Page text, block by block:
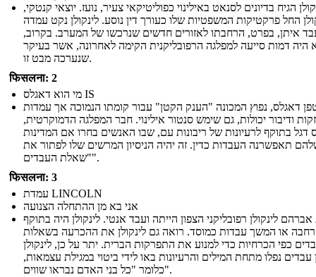
הגיח בדיונים לסנאט באילינוי כפוליטיקאי צעיר, נועז. יוצאי קנטקי,
החל פרקטיקות המשפטיות שלו כעורך דין נוסע. לינקולן נקט עמדה
איתן, בפרט, הרחבתו לאזורים חדשים שנרכשו של המערב. בקרוב,
היה דמות סייעה למפלגה הרפובליקנית הקימה לאחרונה, אשר בעיקר
שנערכה מבט זו.
फिसलना: 2
מי הוא דאגלס IS
דאגלס, נפוץ המכונה "הענק הקטן" עבור קומתו הנמוכה אך עמדות
ודיבור יכולות, גם שימש סנטור אילינוי. חבר המפלגה הדמוקרטית,
דגל בתוקף לרעיונות של ריבונות עם, שבו האנשים בחרו אם המדינות
תאפשרנה העבדות כדין. זה יהיה הניסיון המרשים שלו לפתור את
"שאלת העבדים".
फिसलना: 3
עמדת LINCOLN
אני בא מן ההתחלה הצנועה
לינקולן רפובליקני הצפון הייתה ועבד אנטי. לינקולן היה בתוקף
או המשך עבדות כמוסד. רואה גם לינקולן את ההכרעה בשאלות
כפי הכרחיות כדי למנוע את התפרקות הברית. יתר על כן, לינקולן
עבדים נפלו מתחת המילים והרעיונות באו לידי ביטוי במגילת עצמאות,
כלומר "כל בני האדם נבראו שווים".